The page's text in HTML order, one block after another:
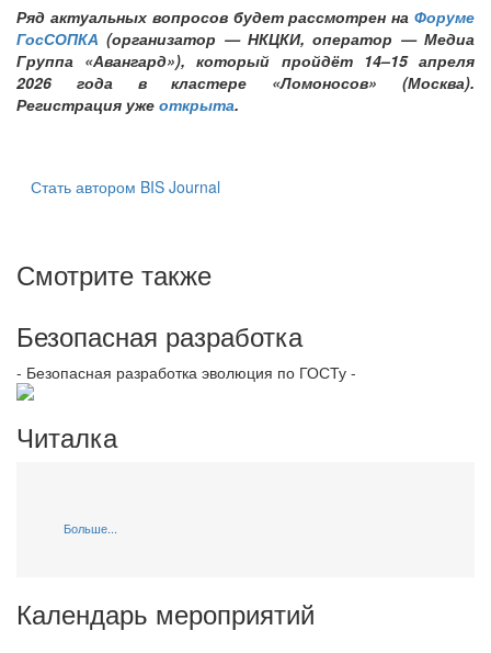
Ряд актуальных вопросов будет рассмотрен на Форуме
ГосСОПКА (организатор — НКЦКИ, оператор — Медиа
Группа «Авангард»), который пройдёт 14–15 апреля
2026 года в кластере «Ломоносов» (Москва).
Регистрация уже открыта.
Стать автором BIS Journal
Смотрите также
Безопасная разработка
- Безопасная разработка эволюция по ГОСТу -
Читалка
Больше...
Календарь мероприятий